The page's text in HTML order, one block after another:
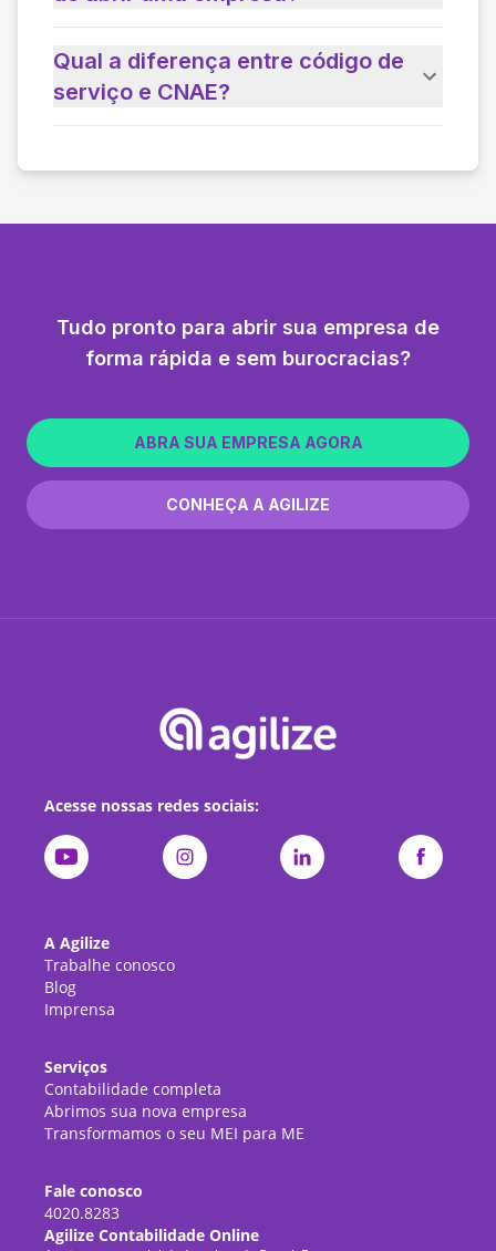
Qual a diferença entre código de
serviço e CNAE?
Tudo pronto para abrir sua empresa de
forma rápida e sem burocracias?
ABRA SUA EMPRESA AGORA
CONHEÇA A AGILIZE
Acesse nossas redes sociais:
A Agilize
Trabalhe conosco
Blog
Imprensa
Serviços
Contabilidade completa
Abrimos sua nova empresa
Transformamos o seu MEI para ME
Fale conosco
4020.8283
Agilize Contabilidade Online